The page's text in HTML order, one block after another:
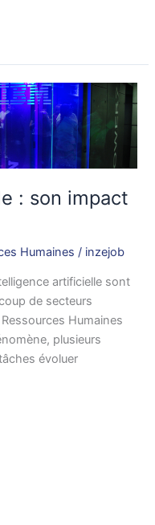
: son impact
Humaines / inzejob
artificielle sont
de secteurs
Humaines
plusieurs
évoluer